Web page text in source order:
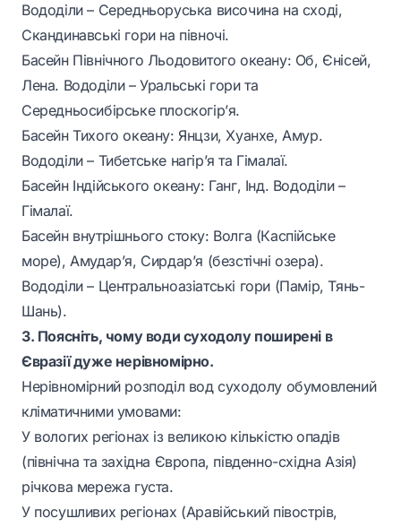
Вододіли – Середньоруська височина на сході,
Скандинавські гори на півночі.
Басейн Північного Льодовитого океану: Об, Єнісей,
Лена. Вододіли – Уральські гори та
Середньосибірське плоскогір’я.
Басейн Тихого океану: Янцзи, Хуанхе, Амур.
Вододіли – Тибетське нагір’я та Гімалаї.
Басейн Індійського океану: Ганг, Інд. Вододіли –
Гімалаї.
Басейн внутрішнього стоку: Волга (Каспійське
море), Амудар’я, Сирдар’я (безстічні озера).
Вододіли – Центральноазіатські гори (Памір, Тянь-
Шань).
3. Поясніть, чому води суходолу поширені в
Євразії дуже нерівномірно.
Нерівномірний розподіл вод суходолу обумовлений
кліматичними умовами:
У вологих регіонах із великою кількістю опадів
(північна та західна Європа, південно-східна Азія)
річкова мережа густа.
У посушливих регіонах (Аравійський півострів,